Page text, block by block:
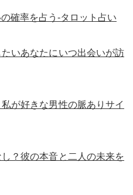
確率を占う-タロット占い
たいあなたにいつ出会いが訪
が好きな男性の脈ありサイ
？彼の本音と二人の未来を